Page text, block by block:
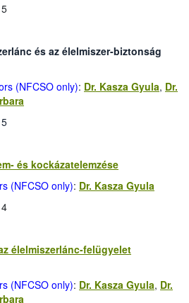
és az élelmiszer-biztonság
(NFCSO only): Dr. Kasza Gyula, Dr.
és kockázatelemzése
(NFCSO only): Dr. Kasza Gyula
élelmiszerlánc-felügyelet
(NFCSO only): Dr. Kasza Gyula, Dr.